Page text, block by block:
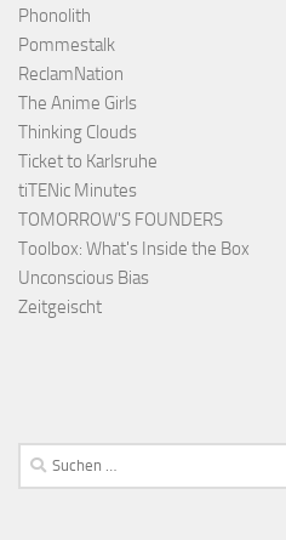
Phonolith
Pommestalk
ReclamNation
The Anime Girls
Thinking Clouds
Ticket to Karlsruhe
tiTENic Minutes
TOMORROW'S FOUNDERS
Toolbox: What's Inside the Box
Unconscious Bias
Zeitgeischt